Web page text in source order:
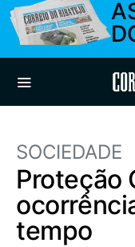
SOCIEDADE
Proteção
tempo